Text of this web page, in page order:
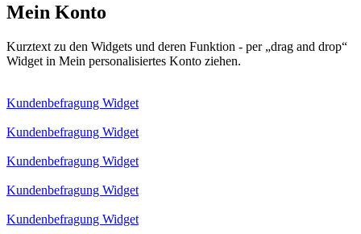
Mein Konto
Kurztext zu den Widgets und deren Funktion - per „drag and drop“
Widget in Mein personalisiertes Konto ziehen.
Kundenbefragung Widget
Kundenbefragung Widget
Kundenbefragung Widget
Kundenbefragung Widget
Kundenbefragung Widget